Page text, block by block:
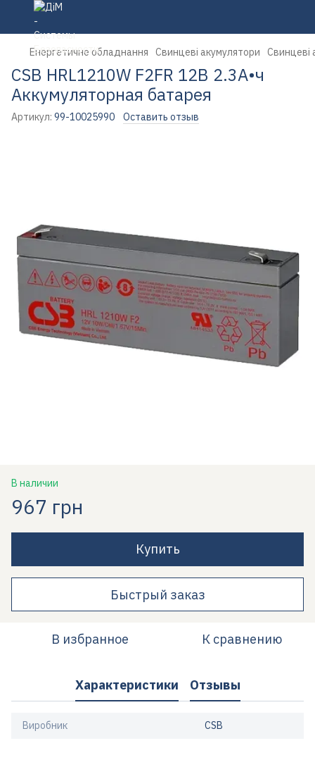
Енергетичне обладнання Свинцеві акумулятори Свинцеві
CSB HRL1210W F2FR 12В 2.3А•ч
Аккумуляторная батарея
Артикул: 99-10025990 Оставить отзыв
В наличии
967 грн
Купить
Быстрый заказ
В избранное К сравнению
Характеристики Отзывы
Виробник CSB